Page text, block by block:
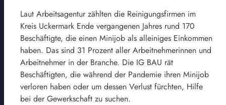
Laut Arbeitsagentur zählten die Reinigungsfirmen im
Kreis Uckermark Ende vergangenen Jahres rund 170
Beschäftigte, die einen Minijob als alleiniges Einkommen
haben. Das sind 31 Prozent aller Arbeitnehmerinnen und
Arbeitnehmer in der Branche. Die IG BAU rät
Beschäftigten, die während der Pandemie ihren Minijob
verloren haben oder um dessen Verlust fürchten, Hilfe
bei der Gewerkschaft zu suchen.